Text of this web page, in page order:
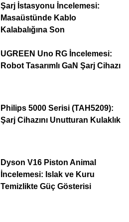
Şarj İstasyonu İncelemesi:
Masaüstünde Kablo
Kalabalığına Son
UGREEN Uno RG İncelemesi:
Robot Tasarımlı GaN Şarj Cihazı
Philips 5000 Serisi (TAH5209):
Şarj Cihazını Unutturan Kulaklık
Dyson V16 Piston Animal
İncelemesi: Islak ve Kuru
Temizlikte Güç Gösterisi